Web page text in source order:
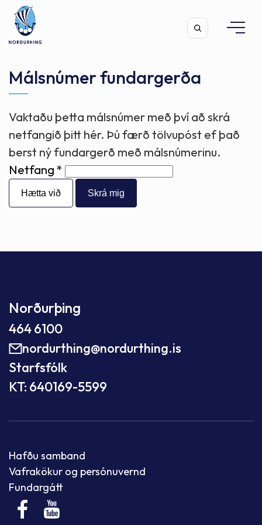
Leita
Málsnúmer fundargerða
Vaktaðu þetta málsnúmer með því að skrá
netfangið þitt hér. Þú færð tölvupóst ef það
berst ný fundargerð með málsnúmerinu.
Netfang
Hætta við
Norðurþing
464 6100
nordurthing@nordurthing.is
Starfsfólk
KT: 640169-5599
Hafðu samband
Vafrakökur og persónuvernd
Fundargátt